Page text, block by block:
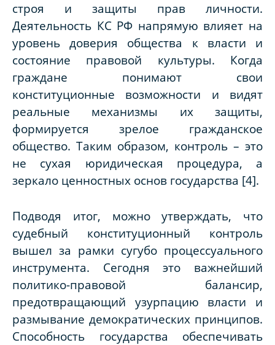
строя и защиты прав личности.
Деятельность КС РФ напрямую влияет на
уровень доверия общества к власти и
состояние правовой культуры. Когда
граждане понимают свои
конституционные возможности и видят
реальные механизмы их защиты,
формируется зрелое гражданское
общество. Таким образом, контроль – это
не сухая юридическая процедура, а
зеркало ценностных основ государства [4].
Подводя итог, можно утверждать, что
судебный конституционный контроль
вышел за рамки сугубо процессуального
инструмента. Сегодня это важнейший
политико-правовой балансир,
предотвращающий узурпацию власти и
размывание демократических принципов.
Способность государства обеспечивать